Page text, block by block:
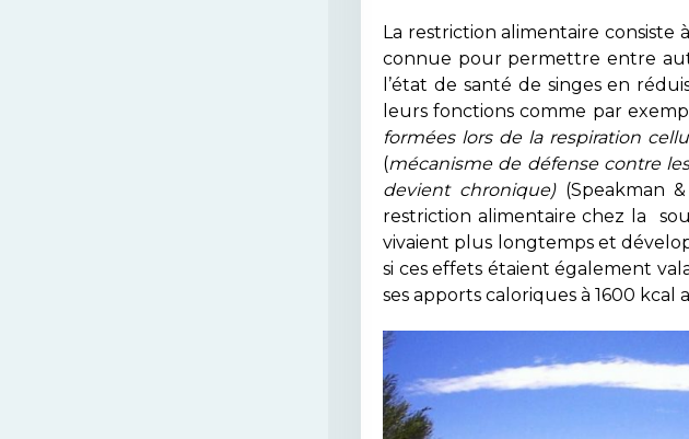
La restriction alimentaire
connue pour permettre entre
l’état de santé de singes en
leurs fonctions comme par
formées lors de la respiration
(mécanisme de défense contre
devient chronique) (Speakman
restriction alimentaire chez la
vivaient plus longtemps et
si ces effets étaient également
ses apports caloriques à 1600 kcal